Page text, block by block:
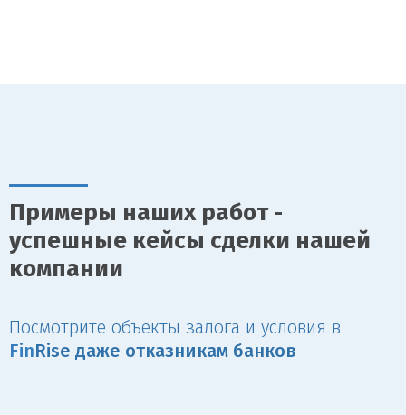
Примеры наших работ -
успешные кейсы сделки нашей
компании
Посмотрите объекты залога и условия в
Fin Rise даже отказникам банков